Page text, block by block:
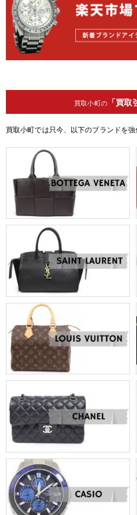
買取小町の「買取
買取小町では只今、以下のブランドを強